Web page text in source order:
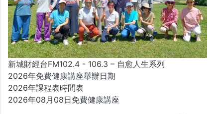
新城財經台FM102.4 - 106.3 – 自愈人生系列
2026年免費健康講座舉辦日期
2026年課程表時間表
2026年08月08日免費健康講座